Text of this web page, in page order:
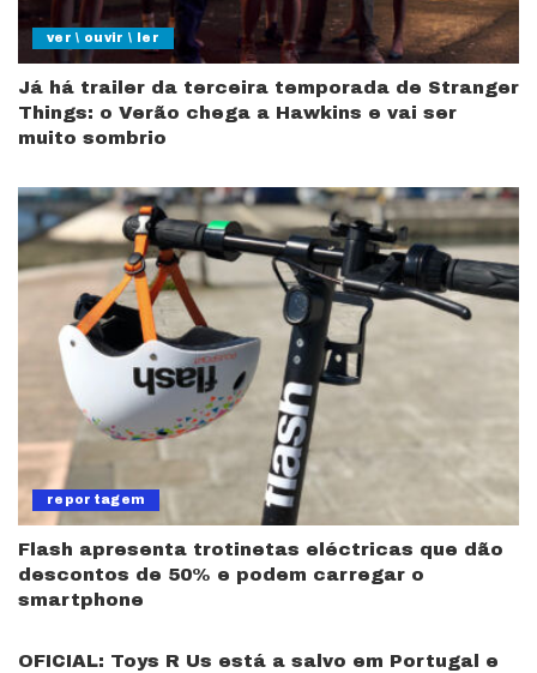
ver \ ouvir \ ler
Já há trailer da terceira temporada de Stranger
Things: o Verão chega a Hawkins e vai ser
muito sombrio
reportagem
Flash apresenta trotinetas eléctricas que dão
descontos de 50% e podem carregar o
smartphone
OFICIAL: Toys R Us está a salvo em Portugal e